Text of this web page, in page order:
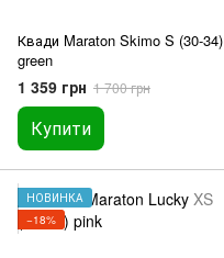
Квади Maraton Skimo S (30-34)
green
1 359 грн 1 700 грн
Купити
НОВИНКА
−18%